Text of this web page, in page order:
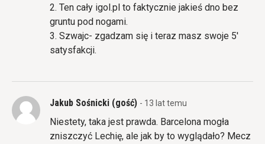
2. Ten cały igol.pl to faktycznie jakieś dno bez
gruntu pod nogami.
3. Szwajc- zgadzam się i teraz masz swoje 5'
satysfakcji.
Jakub Sośnicki (gość) - 13 lat temu
Niestety, taka jest prawda. Barcelona mogła
zniszczyć Lechię, ale jak by to wyglądało? Mecz